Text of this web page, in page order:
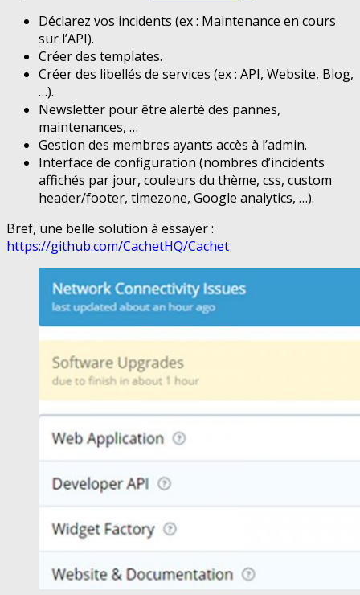
Déclarez vos incidents (ex : Maintenance en cours
sur l’API).
Créer des templates.
Créer des libellés de services (ex : API, Website, Blog,
…).
Newsletter pour être alerté des pannes,
maintenances, …
Gestion des membres ayants accès à l’admin.
Interface de configuration (nombres d’incidents
affichés par jour, couleurs du thème, css, custom
header/footer, timezone, Google analytics, …).
Bref, une belle solution à essayer :
https://github.com/CachetHQ/Cachet